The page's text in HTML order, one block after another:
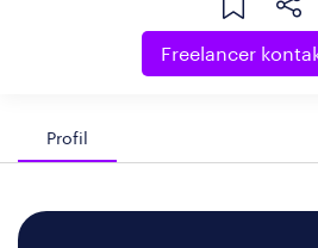
Freelancer
Profil